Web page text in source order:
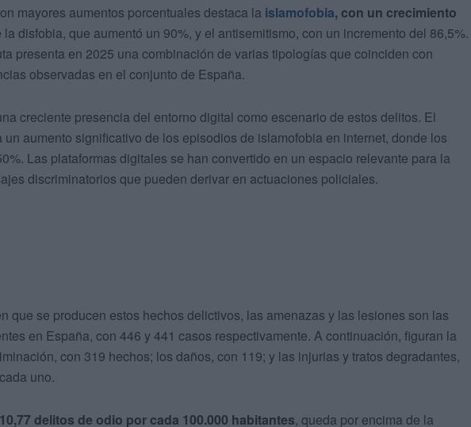
mayores aumentos porcentuales destaca la islamofobia, con un crecimiento
la disfobia, que aumentó un 90%, y el antisemitismo, con un incremento del 86,5%.
presenta en 2025 una combinación de varias tipologías que coinciden con
observadas en el conjunto de España.
creciente presencia del entorno digital como escenario de estos delitos. El
un aumento significativo de los episodios de islamofobia en internet, donde los
Las plataformas digitales se han convertido en un espacio relevante para la
discriminatorios que pueden derivar en actuaciones policiales.
que se producen estos hechos delictivos, las amenazas y las lesiones son las
en España, con 446 y 441 casos respectivamente. A continuación, figuran la
con 319 hechos; los daños, con 119; y las injurias y tratos degradantes,
uno.
delitos de odio por cada 100.000 habitantes, queda por encima de la